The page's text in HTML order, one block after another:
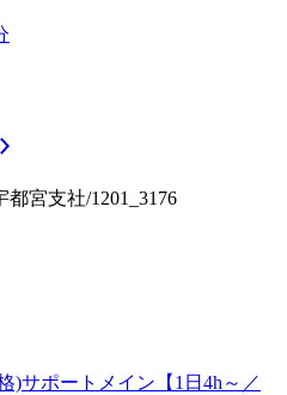
宮支社/1201_3176
)サポートメイン【1日4h～／